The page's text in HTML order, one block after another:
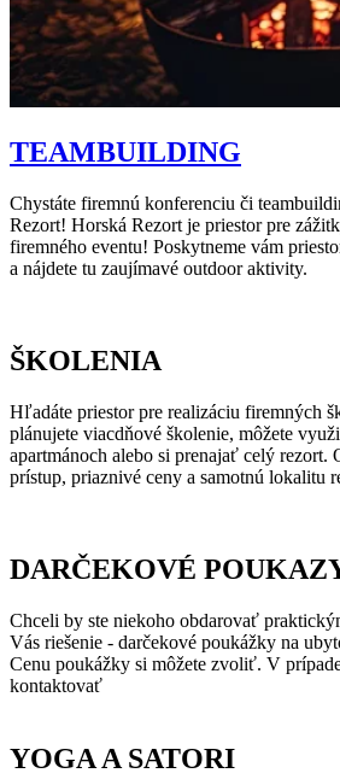
TEAMBUILDING
Chystáte firemnú konferenciu či
Rezort! Horská Rezort je priestor pre
firemného eventu! Poskytneme vám
a nájdete tu zaujímavé outdoor aktivity.
ŠKOLENIA
Hľadáte priestor pre realizáciu firemných
plánujete viacdňové školenie, môžete
apartmánoch alebo si prenajať celý rezort.
prístup, priaznivé ceny a samotnú lokalitu
DARČEKOVÉ
Chceli by ste niekoho obdarovať
Vás riešenie - darčekové poukážky na
Cenu poukážky si môžete zvoliť. V
kontaktovať
YOGA A SATORI